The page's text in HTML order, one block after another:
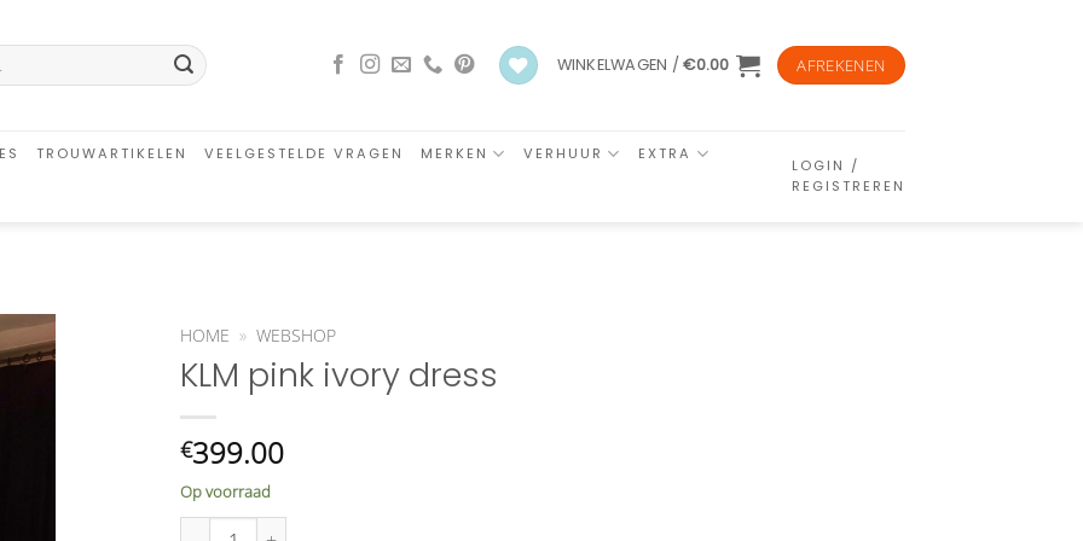
WINKELWAGEN /€0.00 AFREKENEN
TROUWARTIKELEN VEELGESTELDE VRAGEN MERKEN VERHUUR EXTRA
LOGIN /
REGISTREREN
HOME » WEBSHOP
KLM pink ivory dress
€399.00
Op voorraad
KLM pink ivory dress aantal